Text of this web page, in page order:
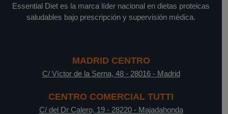
Essential Diet es la marca líder nacional en dietas proteicas
saludables bajo prescripción y supervisión médica.
MADRID CENTRO
C/ Víctor de la Serna, 48- 28016- Madrid
CENTRO COMERCIAL TUTTI
C/ del Dr Calero, 19- 28220- Majadahonda